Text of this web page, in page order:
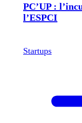
PC’UP :
l’ESPCI
Startups